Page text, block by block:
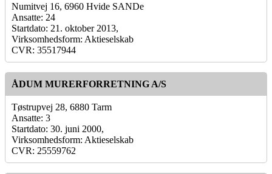
Numitvej 16, 6960 Hvide SANDe
Ansatte: 24
Startdato: 21. oktober 2013,
Virksomhedsform: Aktieselskab
CVR: 35517944
ÅDUM MURERFORRETNING A/S
Tøstrupvej 28, 6880 Tarm
Ansatte: 3
Startdato: 30. juni 2000,
Virksomhedsform: Aktieselskab
CVR: 25559762